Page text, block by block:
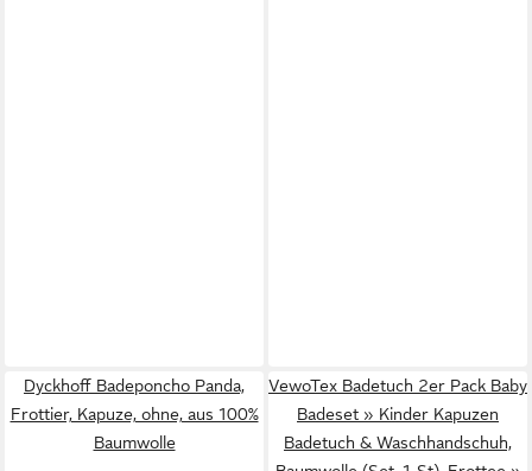
Dyckhoff Badeponcho Panda,
Frottier, Kapuze, ohne, aus 100%
Baumwolle
VewoTex Badetuch 2er Pack Baby
Badeset » Kinder Kapuzen
Badetuch & Waschhandschuh,